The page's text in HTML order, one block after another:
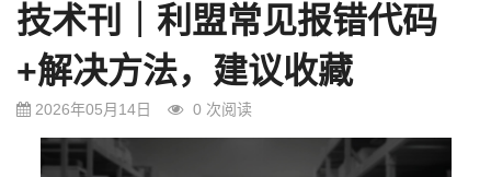
e
N
a
v
i
g
a
技术刊｜利盟常见报错代码
+解决方法，建议收藏
2026年05月14日 0 次阅读